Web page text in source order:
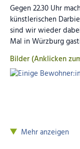
Bilder (Anklicken
Gegen 22.30 Uhr
künstlerischen
sind wir wieder
Mal in Würzburg
Bilder (Anklicken
Mehr anzeigen